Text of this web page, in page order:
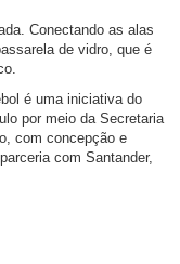
Conectando as alas
de vidro, que é
é uma iniciativa do
por meio da Secretaria
com concepção e
com Santander,